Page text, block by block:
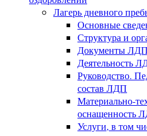
Лагерь дневного
Основные
Структура и
Документы ЛДП
Деятельность
Руководство.
состав ЛДП
Материально-
оснащенность
Услуги, в том